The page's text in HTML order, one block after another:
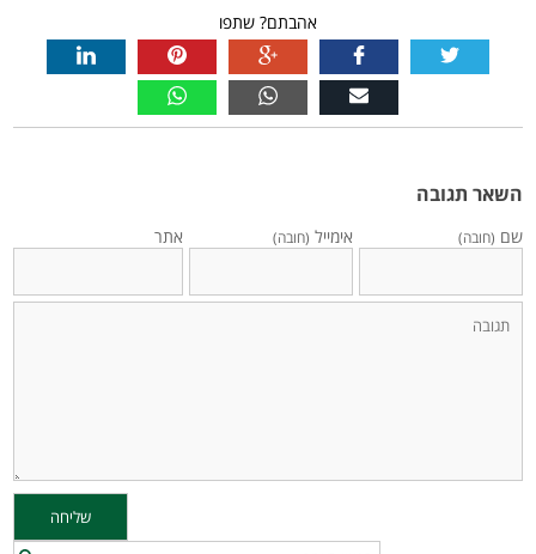
אהבתם? שתפו
השאר תגובה
שם (חובה) אימייל (חובה) אתר